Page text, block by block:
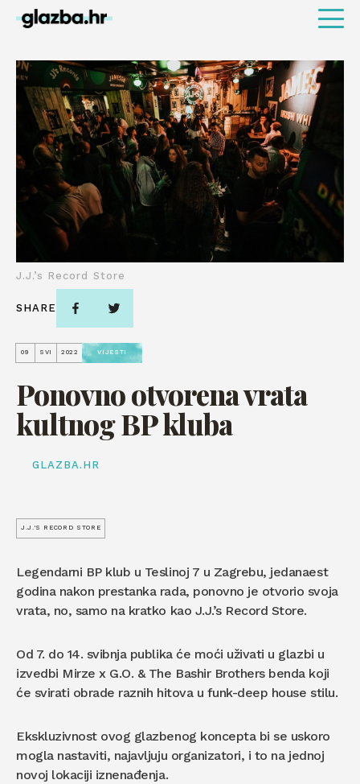
09 SVI 2022 VIJESTI
Ponovno otvorena vrata
kultnog BP kluba
GLAZBA.HR
J.J.’s Record Store
SHARE
J.J.'S RECORD STORE
Legendarni BP klub u Teslinoj 7 u Zagrebu, jedanaest
godina nakon prestanka rada, ponovno je otvorio svoja
vrata, no, samo na kratko kao J.J.’s Record Store.
Od 7. do 14. svibnja publika će moći uživati u glazbi u
izvedbi Mirze x G.O. & The Bashir Brothers benda koji
će svirati obrade raznih hitova u funk-deep house stilu.
Ekskluzivnost ovog glazbenog koncepta bi se uskoro
mogla nastaviti, najavljuju organizatori, i to na jednoj
novoj lokaciji iznenađenja.